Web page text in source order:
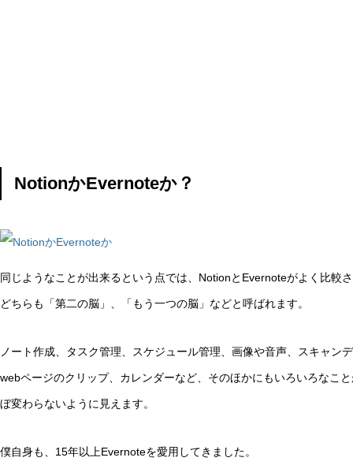
NotionかEvernoteか？
同じようなことが出来るという点では、NotionとEvernoteがよく比較
どちらも「第二の脳」、「もう一つの脳」などと呼ばれます。
ノート作成、タスク管理、スケジュール管理、画像や音声、スキャン
webページのクリップ、カレンダーなど、そのほかにもいろいろなこ
ぼ変わらないように見えます。
僕自身も、15年以上Evernoteを愛用してきました。